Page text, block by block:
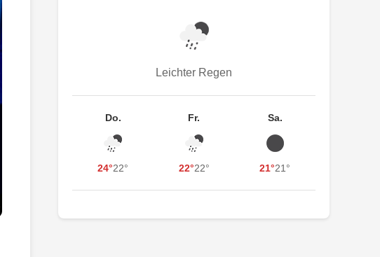
Leichter Regen
Do.
24°22°
Fr.
22°22°
Sa.
21°21°